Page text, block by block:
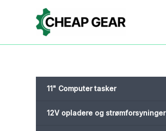
11" Computer tasker
12V opladere og strømforsyninger